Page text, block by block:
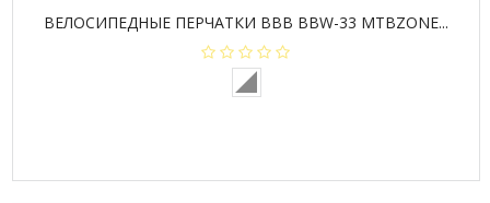
ВЕЛОСИПЕДНЫЕ ПЕРЧАТКИ BBB BBW-33 MTBZONE...